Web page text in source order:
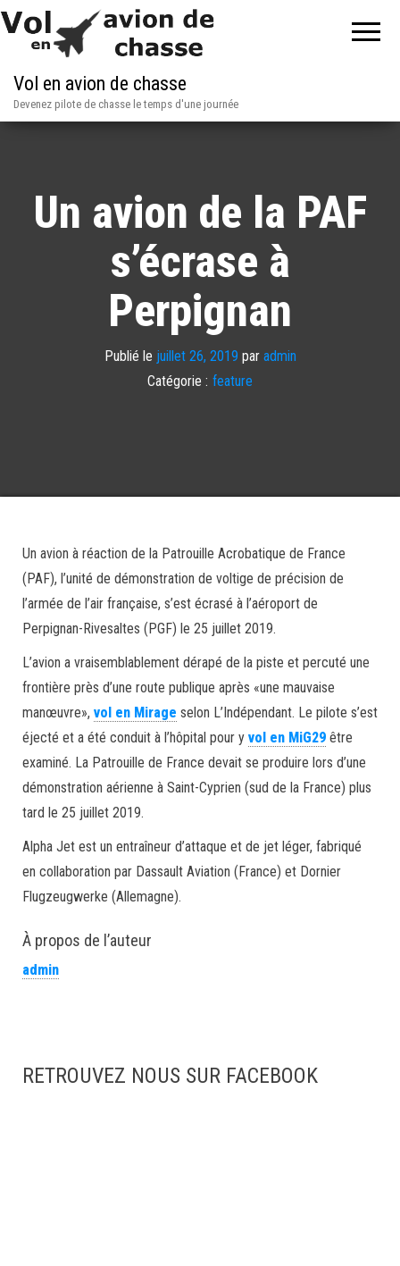
Vol en avion de chasse
Devenez pilote de chasse le temps d'une journée
Un avion de la PAF
s’écrase à
Perpignan
Publié le juillet 26, 2019 par admin
Catégorie : feature
Un avion à réaction de la Patrouille Acrobatique de France
(PAF), l’unité de démonstration de voltige de précision de
l’armée de l’air française, s’est écrasé à l’aéroport de
Perpignan-Rivesaltes (PGF) le 25 juillet 2019.
L’avion a vraisemblablement dérapé de la piste et percuté une
frontière près d’une route publique après «une mauvaise
manœuvre», vol en Mirage selon L’Indépendant. Le pilote s’est
éjecté et a été conduit à l’hôpital pour y vol en MiG29 être
examiné. La Patrouille de France devait se produire lors d’une
démonstration aérienne à Saint-Cyprien (sud de la France) plus
tard le 25 juillet 2019.
Alpha Jet est un entraîneur d’attaque et de jet léger, fabriqué
en collaboration par Dassault Aviation (France) et Dornier
Flugzeugwerke (Allemagne).
À propos de l’auteur
admin
RETROUVEZ NOUS SUR FACEBOOK